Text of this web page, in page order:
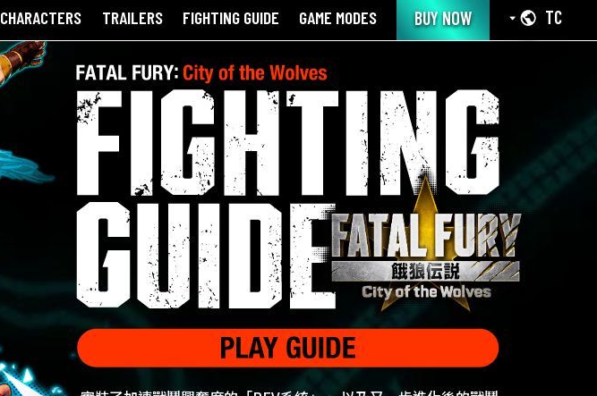
TC
CHARACTERS TRAILERS FIGHTING GUIDE GAME MODES BUY NOW